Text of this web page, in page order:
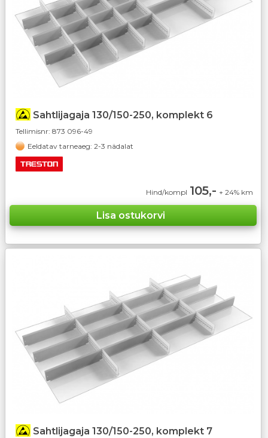
Sahtlijagaja 130/150-250, komplekt 6
Tellimisnr: 873 096-49
Eeldatav tarneaeg: 2-3 nädalat
Hind/kompl 105,- + 24% km
Sahtlijagaja 130/150-250, komplekt 7